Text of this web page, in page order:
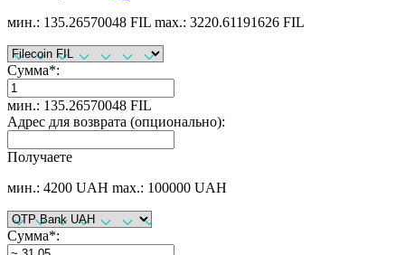
мин.: 135.26570048 FIL max.: 3220.61191626 FIL
Сумма*:
мин.: 135.26570048 FIL
Адрес для возврата (опционально):
Получаете
мин.: 4200 UAH max.: 100000 UAH
Сумма*: